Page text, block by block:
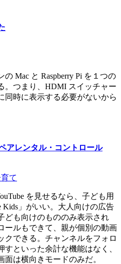
Mac と Raspberry Pi を１つの
。つまり、HDMI スイッチャー
同時に表示する必要がないから
アレンタル・コントロール
て
を見せるなら、子ども用
Kids」がいい。大人向けの広告
ども向けのもののみ表示され
ールもできて、親が個別の動画
クできる。チャンネルをフォロ
といった余計な機能はなく、
は横向きモードのみだ。